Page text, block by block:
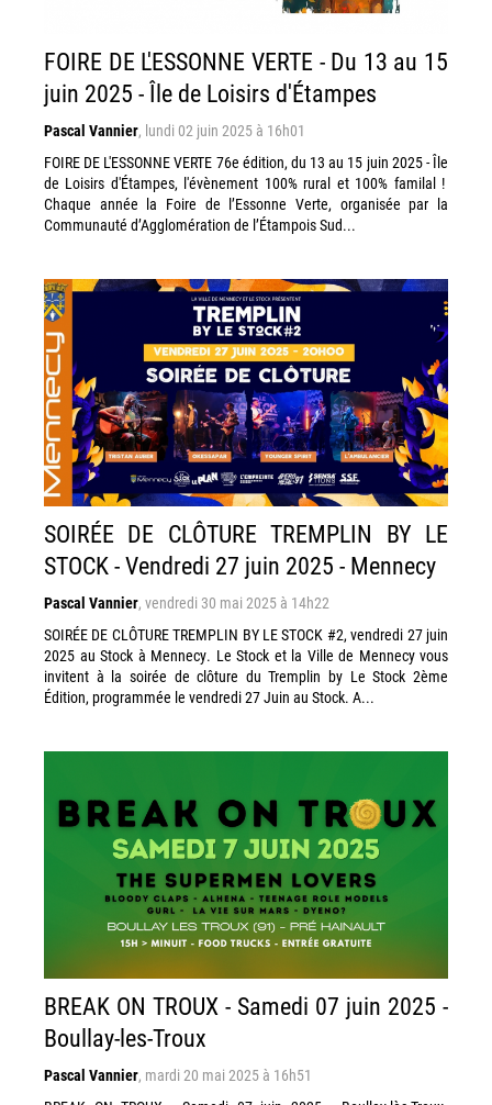
FOIRE DE L'ESSONNE VERTE - Du 13 au 15
juin 2025 - Île de Loisirs d'Étampes
Pascal Vannier, lundi 02 juin 2025 à 16h01
FOIRE DE L'ESSONNE VERTE 76e édition, du 13 au 15 juin 2025 - Île
de Loisirs d'Étampes, l'évènement 100% rural et 100% familal !
Chaque année la Foire de l’Essonne Verte, organisée par la
Communauté d’Agglomération de l’Étampois Sud...
SOIRÉE DE CLÔTURE TREMPLIN BY LE
STOCK - Vendredi 27 juin 2025 - Mennecy
Pascal Vannier, vendredi 30 mai 2025 à 14h22
SOIRÉE DE CLÔTURE TREMPLIN BY LE STOCK #2, vendredi 27 juin
2025 au Stock à Mennecy. Le Stock et la Ville de Mennecy vous
invitent à la soirée de clôture du Tremplin by Le Stock 2ème
Édition, programmée le vendredi 27 Juin au Stock. A...
BREAK ON TROUX - Samedi 07 juin 2025 -
Boullay-les-Troux
Pascal Vannier, mardi 20 mai 2025 à 16h51